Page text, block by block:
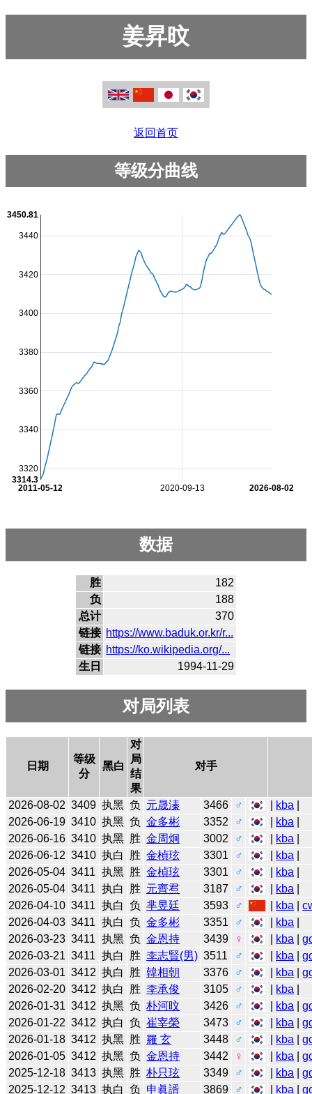
姜昇旼
返回首页
等级分曲线
2020-09-13
2011-05-12 2026-08-02
3320
3340
3360
3380
3400
3420
3440
3314.3
3450.81
数据
胜
182
负
188
总计
370
链接 https://www.baduk.or.kr/r...
链接 https://ko.wikipedia.org/...
生日
1994-11-29
对局列表
日期
等级
分
黑白
对
局
结
果
对手
2026-08-02 3409 执黑 负 元晟溱 3466 ♂ kba
2026-06-19 3410 执黑 负 金多彬 3352 ♂ kba
2026-06-16 3410 执黑 胜 金周炯 3002 ♂ kba
2026-06-12 3410 执白 胜 金楨玹 3301 ♂ kba
2026-05-04 3411 执黑 胜 金楨玹 3301 ♂ kba
2026-05-04 3411 执白 胜 元齊焄 3187 ♂ kba
2026-04-10 3411 执白 负 芈昱廷 3593 ♂ kba |
2026-04-03 3411 执白 负 金多彬 3351 ♂ kba
2026-03-23 3411 执黑 负 金恩持 3439 ♀ kba |
2026-03-21 3411 执白 胜 李志賢(男) 3511 ♂ kba |
2026-03-01 3412 执白 胜 韓相朝 3376 ♂ kba |
2026-02-20 3412 执白 胜 李承俊 3105 ♂ kba
2026-01-31 3412 执黑 负 朴河旼 3426 ♂ kba |
2026-01-22 3412 执白 负 崔宰榮 3473 ♂ kba |
2026-01-18 3412 执黑 胜 羅 玄 3448 ♂ kba |
2026-01-05 3412 执黑 负 金恩持 3442 ♀ kba |
2025-12-18 3413 执黑 胜 朴只玹 3349 ♂ kba |
2025-12-12 3413 执白 负 申眞諝 3869 ♂ kba |